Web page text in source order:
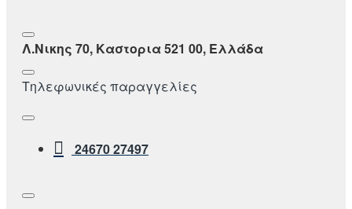
Λ.Νικης 70, Καστορια 521 00, Ελλάδα
Τηλεφωνικές παραγγελίες
24670 27497